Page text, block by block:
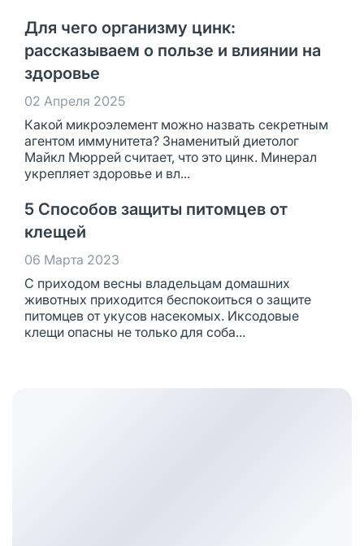
Для чего организму цинк:
рассказываем о пользе и влиянии на
здоровье
02 Апреля 2025
Какой микроэлемент можно назвать секретным
агентом иммунитета? Знаменитый диетолог
Майкл Мюррей считает, что это цинк. Минерал
укрепляет здоровье и вл...
5 Способов защиты питомцев от
клещей
06 Марта 2023
С приходом весны владельцам домашних
животных приходится беспокоиться о защите
питомцев от укусов насекомых. Иксодовые
клещи опасны не только для соба...